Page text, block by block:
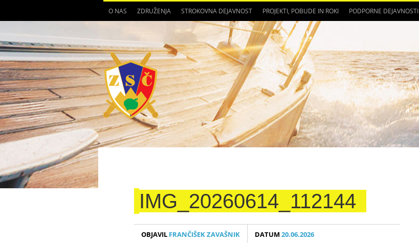
O NAS ZDRUŽENJA STROKOVNA DEJAVNOST PROJEKTI, POBUDE IN ROKI PODPORNE DEJAVNOSTI
IMG_20260614_112144
OBJAVIL FRANČIŠEK ZAVAŠNIK DATUM20.06.2026